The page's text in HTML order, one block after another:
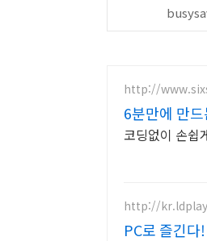
http://
6분만에 만
코딩없이 손쉽
http://
PC로 즐긴다